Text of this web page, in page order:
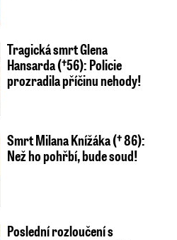
Tragická smrt Glena
Hansarda (†56): Policie
prozradila příčinu nehody!
Smrt Milana Knížáka († 86):
Než ho pohřbí, bude soud!
Poslední rozloučení s